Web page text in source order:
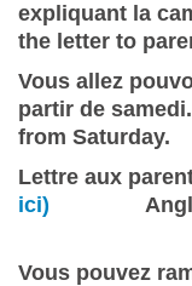
expliquant la
the letter to
Vous allez
partir de
from Saturday.
Lettre aux
ici)
Vous pouvez